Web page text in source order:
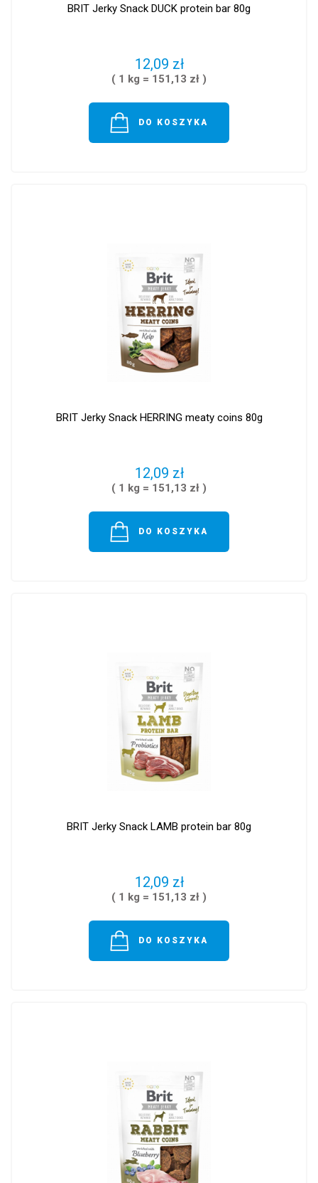
BRIT Jerky Snack DUCK protein bar 80g
12,09 zł
( 1 kg = 151,13 zł )
DO KOSZYKA
BRIT Jerky Snack HERRING meaty coins 80g
12,09 zł
( 1 kg = 151,13 zł )
DO KOSZYKA
BRIT Jerky Snack LAMB protein bar 80g
12,09 zł
( 1 kg = 151,13 zł )
DO KOSZYKA